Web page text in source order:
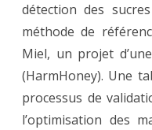
détection des
méthode de
Miel, un projet
(HarmHoney). Une
processus de
l’optimisation des